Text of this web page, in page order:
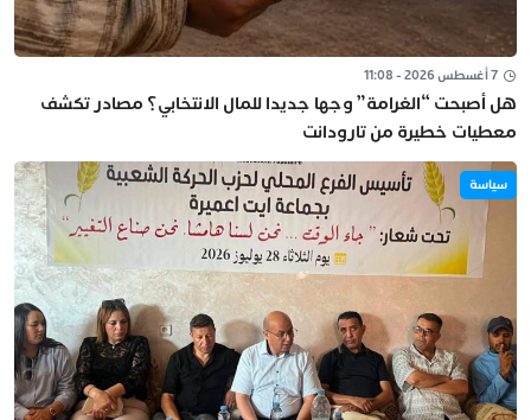
7 أغسطس 2026 - 11:08
هل أصبحت “الغرامة” وجها جديدا للمال الانتخابي؟ مصادر تكشف
معطيات خطيرة من تارودانت
سياسة